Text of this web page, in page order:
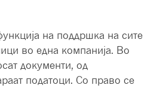
на поддршка на сите
во една компанија. Во
документи, од
податоци. Со право се